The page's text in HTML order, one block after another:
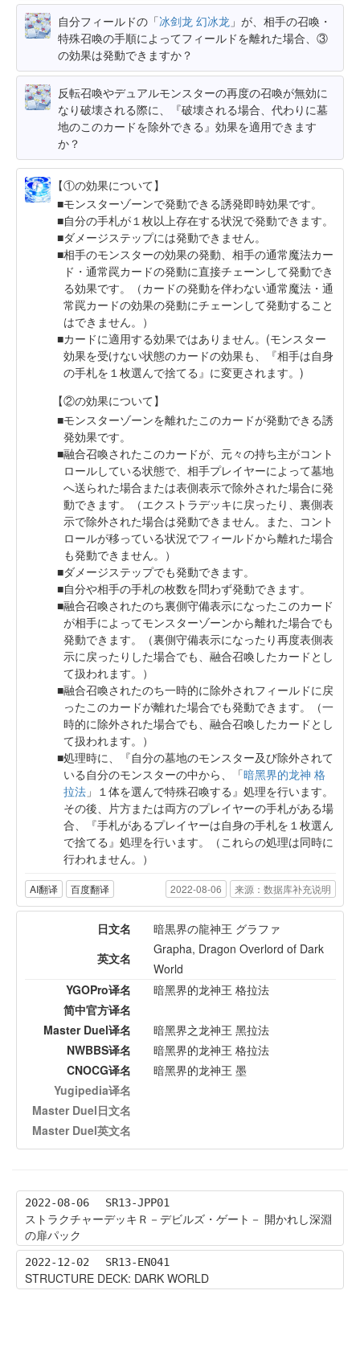
自分フィールドの「冰剑龙 幻冰龙 」が、相手の召喚・
特殊召喚の手順によってフィールドを離れた場合、③
の効果は発動できますか？
反転召喚やデュアルモンスターの再度の召喚が無効に
なり破壊される際に、『破壊される場合、代わりに墓
地のこのカードを除外できる』効果を適用できます
か？
【①の効果について】
モンスターゾーンで発動できる誘発即時効果です。
自分の手札が１枚以上存在する状況で発動できます。
ダメージステップには発動できません。
相手のモンスターの効果の発動、相手の通常魔法カー
ド・通常罠カードの発動に直接チェーンして発動でき
る効果です。（カードの発動を伴わない通常魔法・通
常罠カードの効果の発動にチェーンして発動すること
はできません。）
カードに適用する効果ではありません。(モンスター
効果を受けない状態のカードの効果も、『相手は自身
の手札を１枚選んで捨てる』に変更されます。)
【②の効果について】
モンスターゾーンを離れたこのカードが発動できる誘
発効果です。
融合召喚されたこのカードが、元々の持ち主がコント
ロールしている状態で、相手プレイヤーによって墓地
へ送られた場合または表側表示で除外された場合に発
動できます。（エクストラデッキに戻ったり、裏側表
示で除外された場合は発動できません。また、コント
ロールが移っている状況でフィールドから離れた場合
も発動できません。）
ダメージステップでも発動できます。
自分や相手の手札の枚数を問わず発動できます。
融合召喚されたのち裏側守備表示になったこのカード
が相手によってモンスターゾーンから離れた場合でも
発動できます。（裏側守備表示になったり再度表側表
示に戻ったりした場合でも、融合召喚したカードとし
て扱われます。）
融合召喚されたのち一時的に除外されフィールドに戻
ったこのカードが離れた場合でも発動できます。（一
時的に除外された場合でも、融合召喚したカードとし
て扱われます。）
処理時に、『自分の墓地のモンスター及び除外されて
いる自分のモンスターの中から、「暗黑界的龙神 格
拉法 」１体を選んで特殊召喚する』処理を行います。
その後、片方または両方のプレイヤーの手札がある場
合、『手札があるプレイヤーは自身の手札を１枚選ん
で捨てる』処理を行います。（これらの処理は同時に
行われません。）
AI翻译 百度翻译 2022-08-06 来源：数据库补充说明
日文名
暗黒界の龍神王 グラファ
英文名
Grapha, Dragon Overlord of Dark
World
YGOPro译名
暗黑界的龙神王 格拉法
简中官方译名
Master Duel译名
暗黑界之龙神王 黑拉法
NWBBS译名
暗黑界的龙神王 格拉法
CNOCG译名
暗黑界的龙神王 墨
Yugipedia译名
Master Duel日文名
Master Duel英文名
2022-08-06 SR13-JPP01
ストラクチャーデッキＲ－デビルズ・ゲート－ 開かれし深淵
の扉パック
2022-12-02 SR13-EN041
STRUCTURE DECK: DARK WORLD